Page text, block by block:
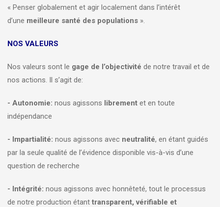
« Penser globalement et agir localement dans l’intérêt
d’une meilleure santé des populations ».
NOS VALEURS
Nos valeurs sont le gage de l’objectivité de notre travail et de
nos actions. Il s’agit de:
- Autonomie: nous agissons librement et en toute
indépendance
- Impartialité: nous agissons avec neutralité, en étant guidés
par la seule qualité de l’évidence disponible vis-à-vis d’une
question de recherche
- Intégrité: nous agissons avec honnêteté, tout le processus
de notre production étant transparent, vérifiable et